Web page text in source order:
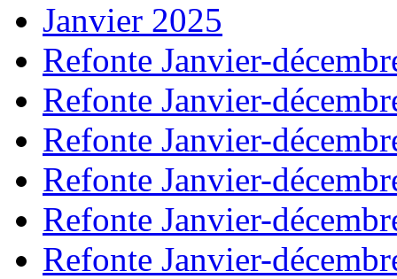
Janvier 2025
Refonte Janvier-
Refonte Janvier-
Refonte Janvier-
Refonte Janvier-
Refonte Janvier-
Refonte Janvier-